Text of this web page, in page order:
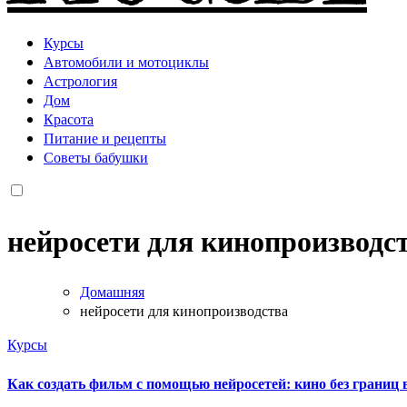
Курсы
Автомобили и мотоциклы
Астрология
Дом
Красота
Питание и рецепты
Советы бабушки
нейросети для
Домашняя
нейросети для кинопроизводства
Курсы
Как создать фильм с помощью нейросетей: кино без границ